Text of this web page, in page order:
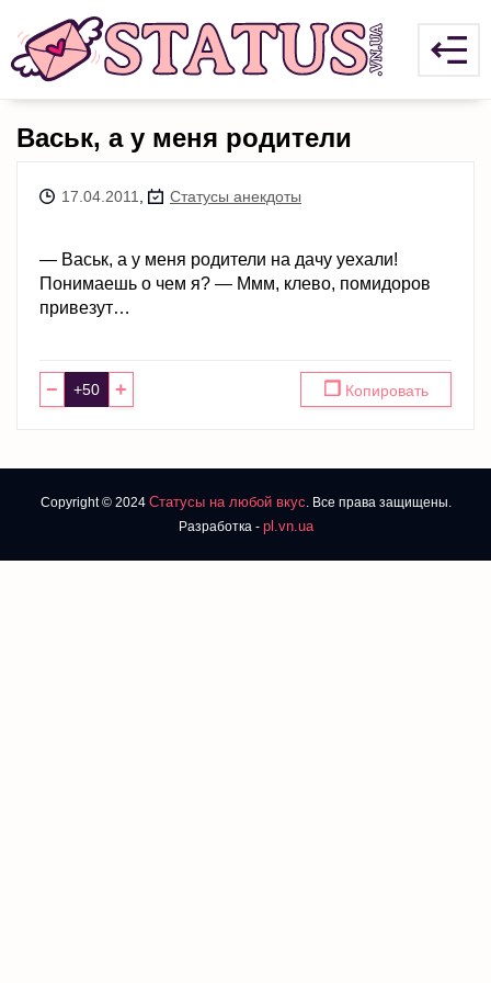
Васьк, а у меня родители
17.04.2011 Статусы анекдоты
— Васьк, а у меня родители на дачу уехали!
Понимаешь о чем я? — Ммм, клево, помидоров
привезут…
− + ❐ Копировать
Copyright © 2024 Статусы на любой вкус. Все права защищены.
Разработка - pl.vn.ua